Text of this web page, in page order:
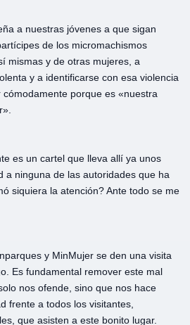
a nuestras jóvenes a que sigan
de los micromachismos
mismas y de otras mujeres, a
y a identificarse con esa violencia
porque es «nuestra
es un cartel que lleva allí ya unos
a ninguna de las autoridades que ha
siquiera la atención? Ante todo se me
y MinMujer se den una visita
Es fundamental remover este mal
nos ofende, sino que nos hace
frente a todos los visitantes,
que asisten a este bonito lugar.